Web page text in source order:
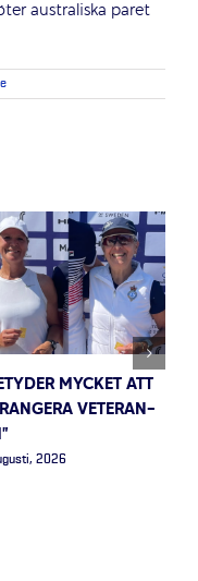
australiska paret
MYCKET ATT
VETERAN-
2026